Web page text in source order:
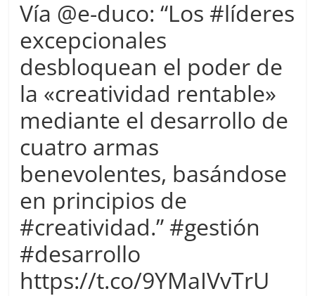
Conocimiento
Learn
more.
Do
more.
Be
more.
Vía @e-duco: “Los #líderes
excepcionales
desbloquean el poder de
la «creatividad rentable»
mediante el desarrollo de
cuatro armas
benevolentes, basándose
en principios de
#creatividad.” #gestión
#desarrollo
https://t.co/9YMaIVvTrU